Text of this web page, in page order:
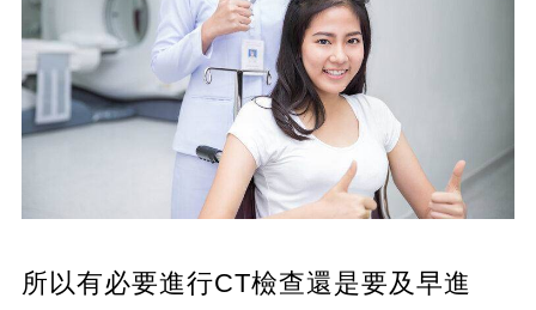
所以有必要進行CT檢查還是要及早進